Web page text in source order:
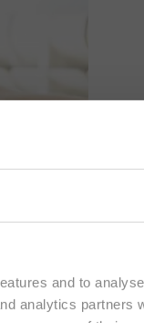
and to
analytics partners
. Alle Inhalte
.